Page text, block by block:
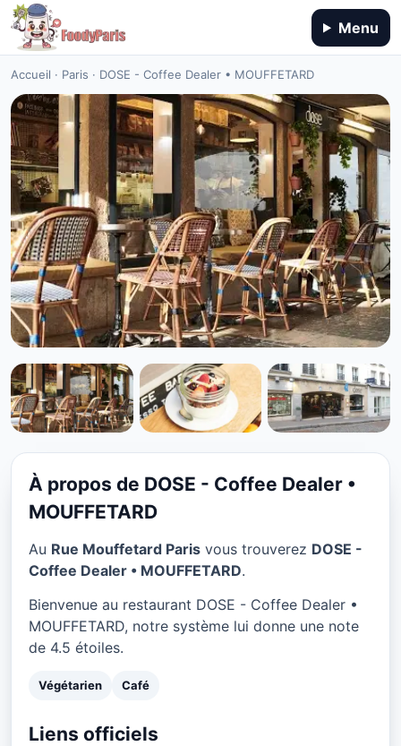
Menu
Accueil · Paris · DOSE - Coffee Dealer • MOUFFETARD
VÉGÉTARIEN
DOSE - Coffee Dealer •
MOUFFETARD à Paris
★ 4.5/5
À propos de DOSE - Coffee Dealer •
MOUFFETARD
Au Rue Mouffetard Paris vous trouverez DOSE -
Coffee Dealer • MOUFFETARD.
Bienvenue au restaurant DOSE - Coffee Dealer •
MOUFFETARD, notre système lui donne une note
de 4.5 étoiles.
Végétarien Café
Liens officiels